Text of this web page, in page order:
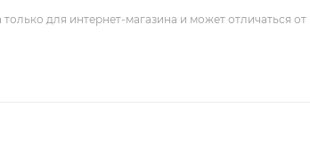
для интернет-магазина и может отличаться